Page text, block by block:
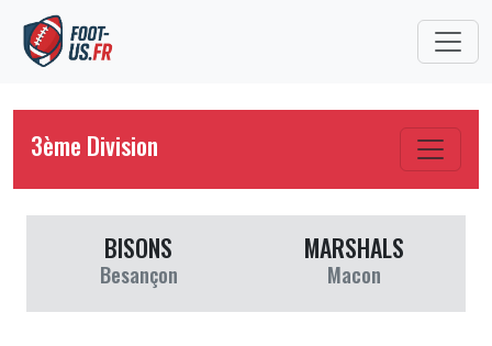
3ème Division
BISONS
Besançon
MARSHALS
Macon